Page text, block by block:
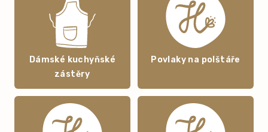
Dámské kuchyňské
zástěry
Povlaky na polštáře